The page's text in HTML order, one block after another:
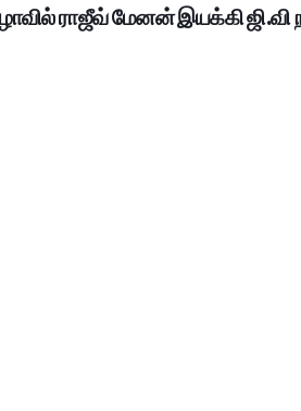
ராஜீவ் மேனன் இயக்கி ஜி.வி